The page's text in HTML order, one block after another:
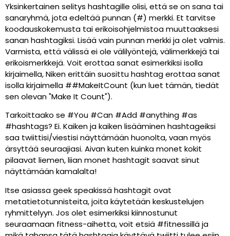
Yksinkertainen selitys hashtagille olisi, että se on sana tai
sanaryhmä, jota edeltää punnan (#) merkki. Et tarvitse
koodauskokemusta tai erikoisohjelmistoa muuttaaksesi
sanan hashtagiksi. Lisää vain punnan merkki ja olet valmis.
Varmista, että välissä ei ole välilyöntejä, välimerkkejä tai
erikoismerkkejä. Voit erottaa sanat esimerkiksi isolla
kirjaimella, Niken erittäin suosittu hashtag erottaa sanat
isolla kirjaimella ##MakeItCount (kun luet tämän, tiedät
sen olevan "Make It Count").
Tarkoittaako se #You #Can #Add #anything #as
#hashtags? Ei. Kaiken ja kaiken lisääminen hashtageiksi
saa twiittisi/viestisi näyttämään huonolta, vaan myös
ärsyttää seuraajiasi. Aivan kuten kuinka monet kokit
pilaavat liemen, liian monet hashtagit saavat sinut
näyttämään kamalalta!
Itse asiassa geek speakissä hashtagit ovat
metatietotunnisteita, joita käytetään keskustelujen
ryhmittelyyn. Jos olet esimerkiksi kiinnostunut
seuraamaan fitness-aihetta, voit etsiä #fitnessillä ja